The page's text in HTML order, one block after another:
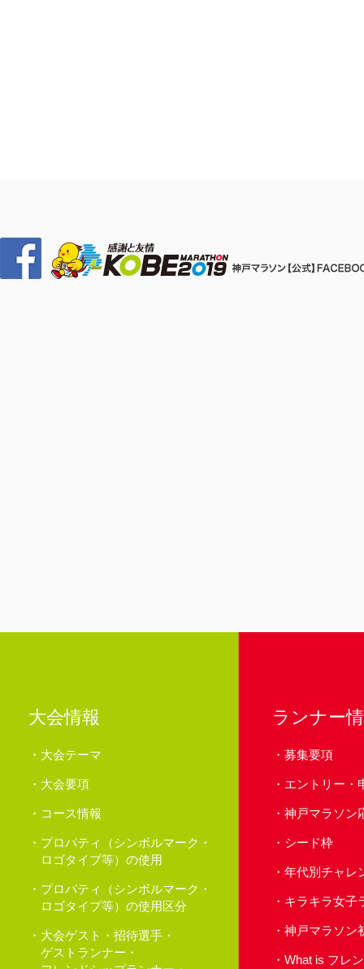
大会情報
大会テーマ
大会要項
コース情報
プロパティ（シンボルマーク・
ロゴタイプ等）の使用
プロパティ（シンボルマーク・
ロゴタイプ等）の使用区分
大会ゲスト・招待選手・
ゲストランナー・
ランナー
募集要項
エントリー・
神戸マラソン
シード枠
年代別チャレ
キラキラ女子
神戸マラソン
What is フレ